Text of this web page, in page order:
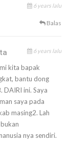
6 years lalu
Balas
6 years lalu
kita bapak
bantu dong
DAIRI ini. Saya
saya pada
masing2. Lah
nya sendiri.